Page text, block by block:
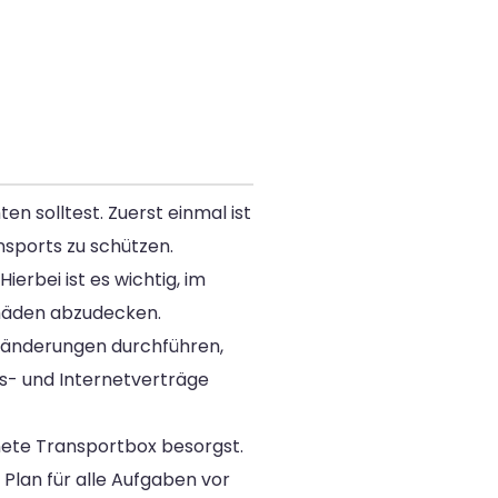
solltest. Zuerst einmal ist
zu schützen.
ist es wichtig, im
abzudecken.
durchführen,
und Internetverträge
Transportbox besorgst.
für alle Aufgaben vor